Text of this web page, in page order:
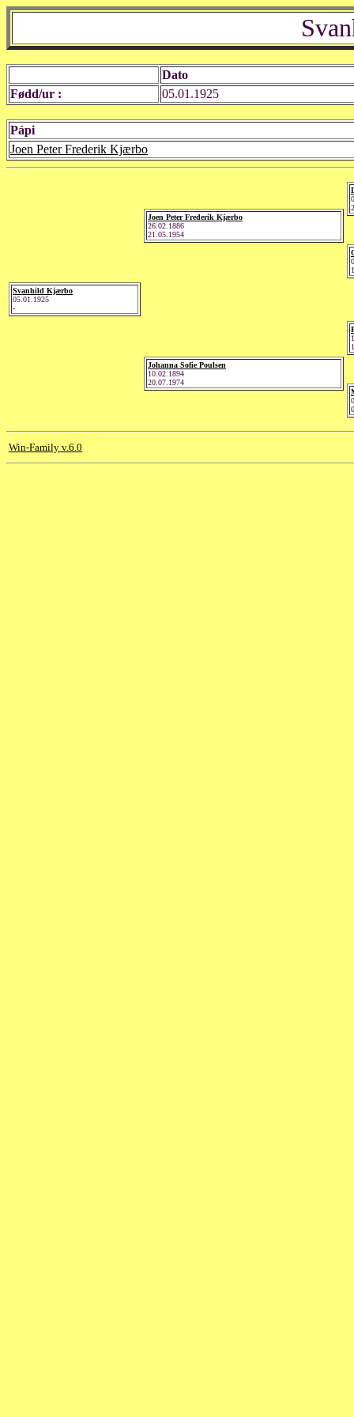
Dato
Fødd/ur :
05.01.1925
Pápi
Joen Peter Frederik Kjærbo
Svanhild Kjærbo
05.01.1925
-
Joen Peter Frederik Kjærbo
26.02.1886
21.05.1954
Johanna Sofie Poulsen
10.02.1894
20.07.1974
Win-Family v.6.0